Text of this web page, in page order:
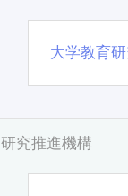
大学教育
研究推進機構